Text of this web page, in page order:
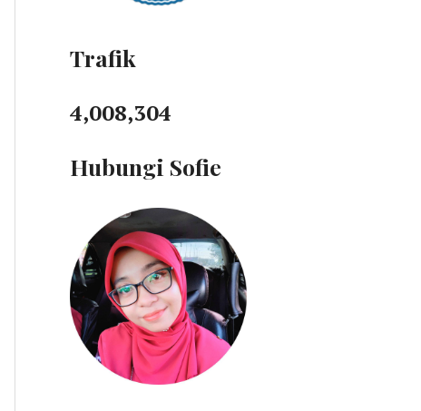
Trafik
4,008,304
Hubungi Sofie